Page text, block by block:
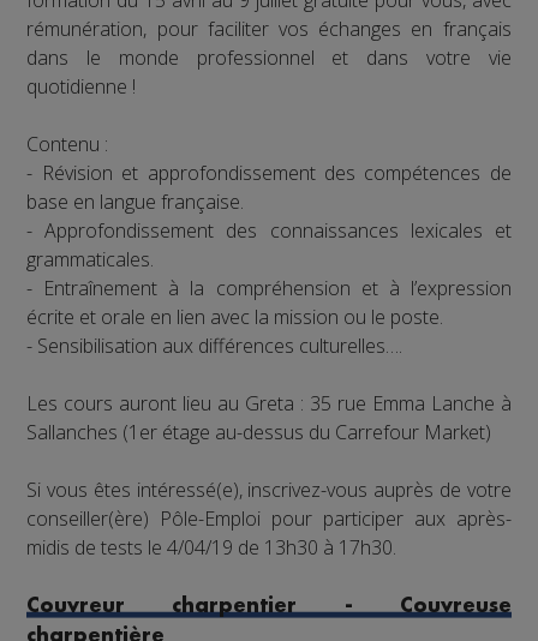
rémunération, pour faciliter vos échanges en français
dans le monde professionnel et dans votre vie
quotidienne !
Contenu :
- Révision et approfondissement des compétences de
base en langue française.
- Approfondissement des connaissances lexicales et
grammaticales.
- Entraînement à la compréhension et à l’expression
écrite et orale en lien avec la mission ou le poste.
- Sensibilisation aux différences culturelles….
Les cours auront lieu au Greta : 35 rue Emma Lanche à
Sallanches (1er étage au-dessus du Carrefour Market)
Si vous êtes intéressé(e), inscrivez-vous auprès de votre
conseiller(ère) Pôle-Emploi pour participer aux après-
midis de tests le 4/04/19 de 13h30 à 17h30.
Couvreur charpentier - Couvreuse
charpentière